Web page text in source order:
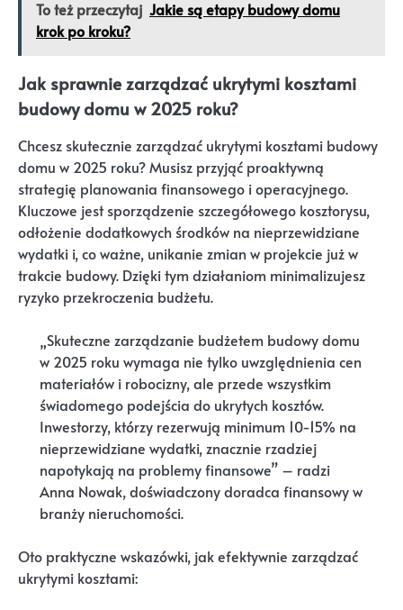
To też przeczytaj Jakie są etapy budowy domu
krok po kroku?
Jak sprawnie zarządzać ukrytymi kosztami
budowy domu w 2025 roku?
Chcesz skutecznie zarządzać ukrytymi kosztami budowy
domu w 2025 roku? Musisz przyjąć proaktywną
strategię planowania finansowego i operacyjnego.
Kluczowe jest sporządzenie szczegółowego kosztorysu,
odłożenie dodatkowych środków na nieprzewidziane
wydatki i, co ważne, unikanie zmian w projekcie już w
trakcie budowy. Dzięki tym działaniom minimalizujesz
ryzyko przekroczenia budżetu.
„Skuteczne zarządzanie budżetem budowy domu
w 2025 roku wymaga nie tylko uwzględnienia cen
materiałów i robocizny, ale przede wszystkim
świadomego podejścia do ukrytych kosztów.
Inwestorzy, którzy rezerwują minimum 10-15% na
nieprzewidziane wydatki, znacznie rzadziej
napotykają na problemy finansowe” – radzi
Anna Nowak, doświadczony doradca finansowy w
branży nieruchomości.
Oto praktyczne wskazówki, jak efektywnie zarządzać
ukrytymi kosztami: